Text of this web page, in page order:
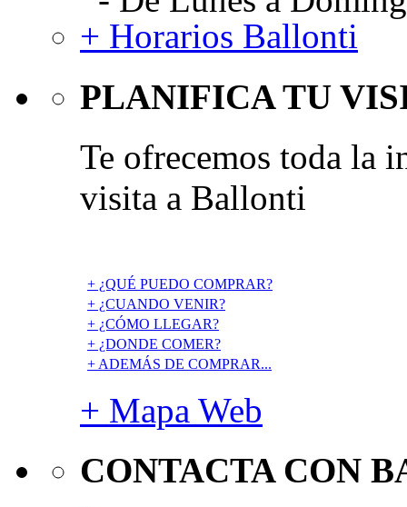
+ Horarios Ballonti
PLANIFICA TU
Te ofrecemos toda la
visita a Ballonti
+ ¿QUÉ PUEDO COMPRAR?
+ ¿CUANDO VENIR?
+ ¿CÓMO LLEGAR?
+ ¿DONDE COMER?
+ ADEMÁS DE COMPRAR...
+ Mapa Web
CONTACTA CON